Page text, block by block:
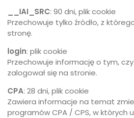
__IAI_SRC: 90 dni, plik cookie
Przechowuje tylko źródło, z
stronę.
login: plik cookie
Przechowuje informację o tym,
zalogował się na stronie.
CPA: 28 dni, plik cookie
Zawiera informacje na temat
programów CPA / CPS, w których